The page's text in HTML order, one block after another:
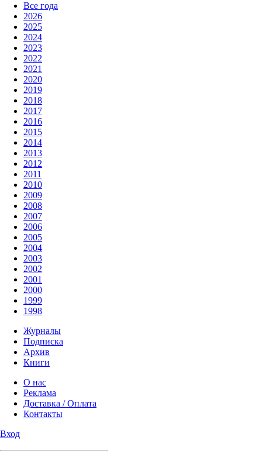
Все года
2026
2025
2024
2023
2022
2021
2020
2019
2018
2017
2016
2015
2014
2013
2012
2011
2010
2009
2008
2007
2006
2005
2004
2003
2002
2001
2000
1999
1998
Журналы
Подписка
Архив
Книги
О нас
Реклама
Доставка / Оплата
Контакты
Вход